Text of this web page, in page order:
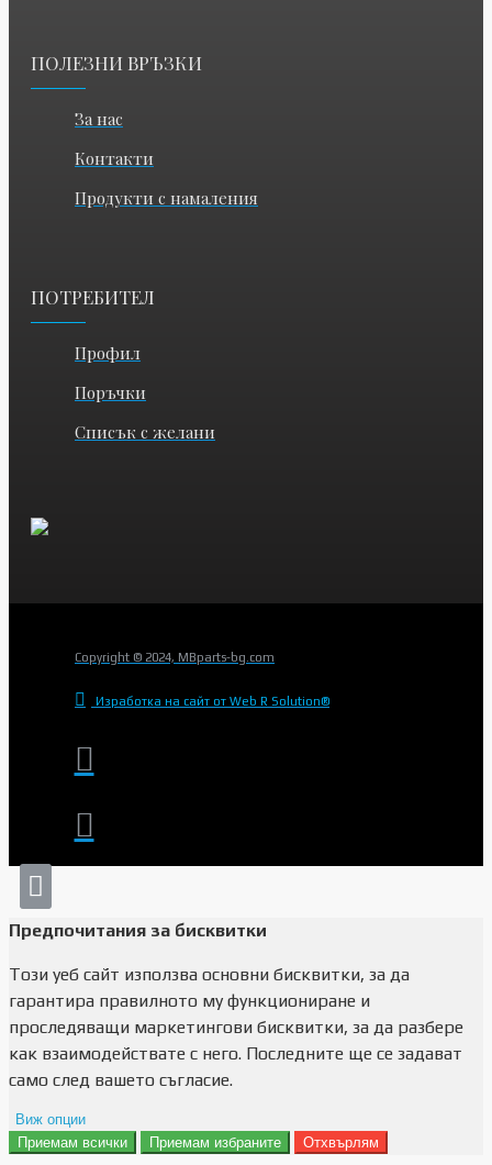
ПОЛЕЗНИ ВРЪЗКИ
За нас
Контакти
Продукти с намаления
ПОТРЕБИТЕЛ
Профил
Поръчки
Списък с желани
Copyright © 2024, MBparts-bg.com
Изработка на сайт от Web R Solution®
Предпочитания за бисквитки
Този уеб сайт използва основни бисквитки, за да
гарантира правилното му функциониране и
проследяващи маркетингови бисквитки, за да разбере
как взаимодействате с него. Последните ще се задават
само след вашето съгласие.
Виж опции
Препочитания за реклами
Приемам всички Приемам избраните Отхвърлям